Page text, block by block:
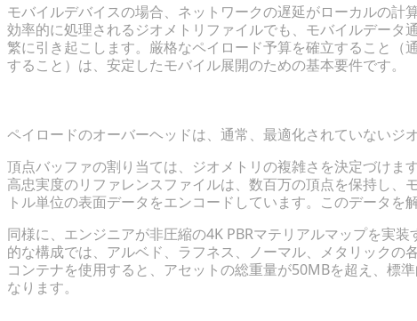
モバイルデバイスの場合、ネットワークの遅延がローカルの
効率的に処理されるジオメトリファイルでも、モバイルデー
繁に引き起こします。厳格なペイロード予算を確立すること
すること）は、安定したモバイル展開のための基本要件です。
ペイロードのオーバーヘッドは、通常、最適化されていないジ
頂点バッファの割り当ては、ジオメトリの複雑さを決定づけま
高忠実度のリファレンスファイルは、数百万の頂点を保持し
トル単位の表面データをエンコードしています。このデータを
同様に、エンジニアが非圧縮の4K PBRマテリアルマップを実
的な構成では、アルベド、ラフネス、ノーマル、メタリック
コンテナを使用すると、アセットの総重量が50MBを超え、標
なります。